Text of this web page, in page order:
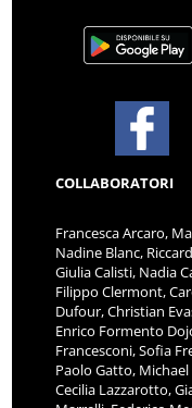
COLLABORATORI
Francesca Arcaro,
Nadine Blanc,
Giulia Calisti, Nadia
Filippo Clermont,
Dufour, Christian
Enrico Formento
Francesconi, Sofia
Paolo Gatto,
Cecilia Lazzarotto,